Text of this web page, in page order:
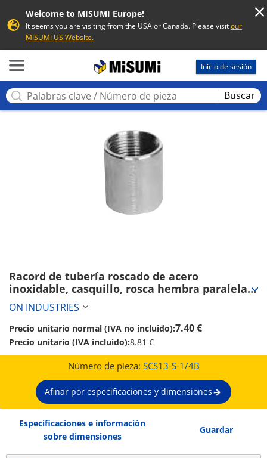
Welcome to MISUMI Europe!
It seems you are visiting from the USA or Canada. Please visitour
MISUMI US Website.
Inicio de sesión
Buscar
Racord de tubería roscado de acero
inoxidable, casquillo, rosca hembra paralela S
(SCS13-S-1/4B)
ON INDUSTRIES
Precio unitario normal (IVA no incluido):7.40 €
Precio unitario (IVA incluido):8.81 €
Número de pieza: SCS13-S-1/4B
Afinar por especificaciones y dimensiones
Especificaciones e información
sobre dimensiones
Guardar